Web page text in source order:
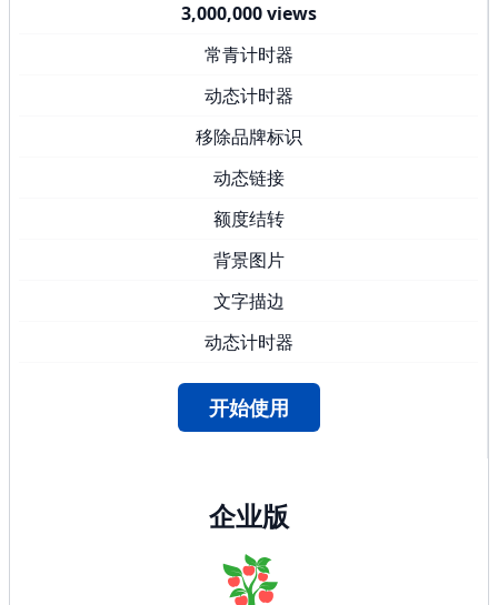
3,000,000 views
常青计时器
动态计时器
移除品牌标识
动态链接
额度结转
背景图片
文字描边
动态计时器
开始使用
企业版